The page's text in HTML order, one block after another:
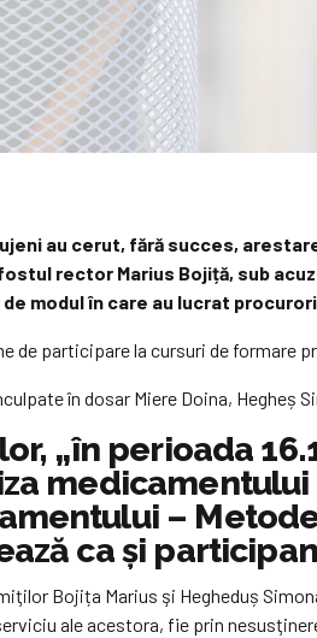
au cerut, fără succes,
rector Marius Bojiță, sub
modul în care au lucrat
de participare la cursuri de
în dosar Miere Doina, Hegheș
„în perioada
–
ca şi
Bojița Marius şi Hegheduș
ale acestora, fie prin